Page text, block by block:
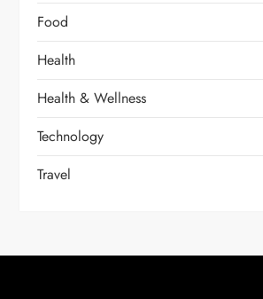
Food
Health
Health & Wellness
Technology
Travel